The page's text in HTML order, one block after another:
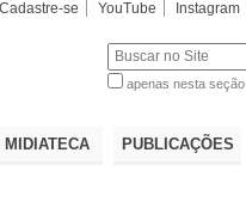
Cadastre-se YouTube Instagram
apenas nesta seção
MIDIATECA PUBLICAÇÕES